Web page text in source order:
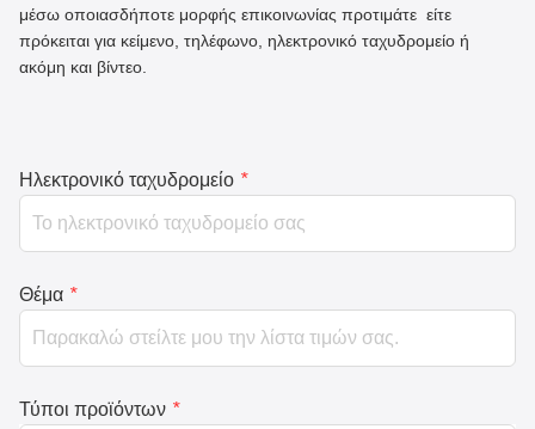
μέσω οποιασδήποτε μορφής επικοινωνίας προτιμάτε  είτε
πρόκειται για κείμενο, τηλέφωνο, ηλεκτρονικό ταχυδρομείο ή
ακόμη και βίντεο.
Ηλεκτρονικό ταχυδρομείο *
Θέμα *
Τύποι προϊόντων *